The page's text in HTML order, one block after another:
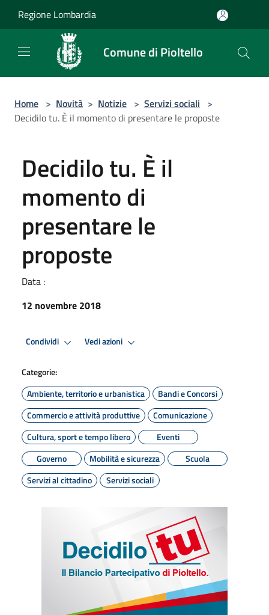
Regione Lombardia
Comune di Pioltello
Home > Novità > Notizie > Servizi sociali >
Decidilo tu. È il momento di presentare le proposte
Decidilo tu. È il
momento di
presentare le
proposte
Data :
12 novembre 2018
Condividi Vedi azioni
Categorie:
Ambiente, territorio e urbanistica
Bandi e Concorsi
Commercio e attività produttive
Comunicazione
Cultura, sport e tempo libero
Eventi
Governo
Mobilità e sicurezza
Scuola
Servizi al cittadino
Servizi sociali